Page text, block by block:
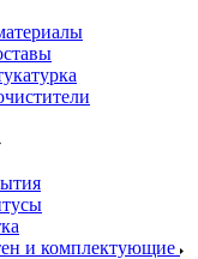
и комплектующие